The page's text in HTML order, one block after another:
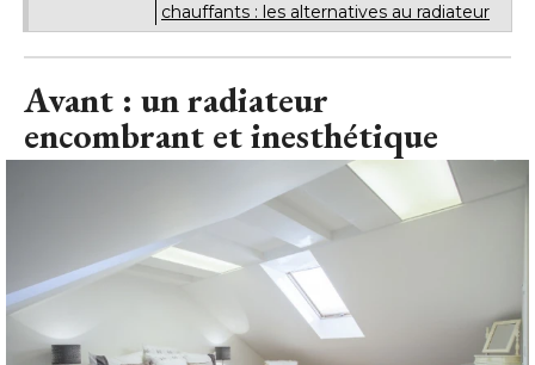
chauffants : les alternatives au radiateur
Avant : un radiateur
encombrant et inesthétique